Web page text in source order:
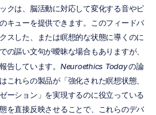
クは、脳活動に対応して変化する音やビ
キューを提供できます。このフィードバ
スした、または瞑想的な状態に導くのに
の謳い文句が曖昧な場合もありますが、
告しています。 Neuroethics Today の論
これらの製品が「強化された瞑想状態、
ーション」を実現するのに役立っている
を直接反映させることで、これらのデバ